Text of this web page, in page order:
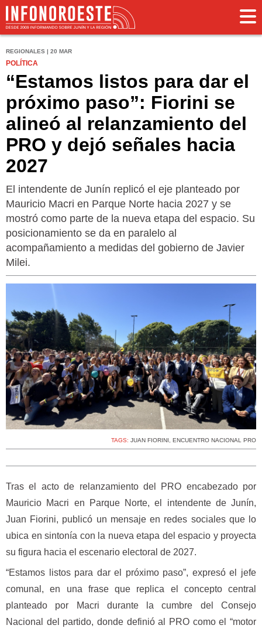
REGIONALES | 20 MAR
POLÍTICA
“Estamos listos para dar el
próximo paso”: Fiorini se
alineó al relanzamiento del
PRO y dejó señales hacia
2027
El intendente de Junín replicó el eje planteado por
Mauricio Macri en Parque Norte hacia 2027 y se
mostró como parte de la nueva etapa del espacio. Su
posicionamiento se da en paralelo al
acompañamiento a medidas del gobierno de Javier
Milei.
TAGS: JUAN FIORINI , ENCUENTRO NACIONAL PRO
Tras el acto de relanzamiento del PRO encabezado por
Mauricio Macri en Parque Norte, el intendente de Junín,
Juan Fiorini, publicó un mensaje en redes sociales que lo
ubica en sintonía con la nueva etapa del espacio y proyecta
su figura hacia el escenario electoral de 2027.
“Estamos listos para dar el próximo paso”, expresó el jefe
comunal, en una frase que replica el concepto central
planteado por Macri durante la cumbre del Consejo
Nacional del partido, donde definió al PRO como el “motor